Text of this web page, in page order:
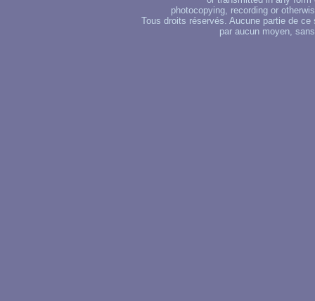
photocopying, recording or
Tous droits réservés. Aucune partie de
par aucun moyen,